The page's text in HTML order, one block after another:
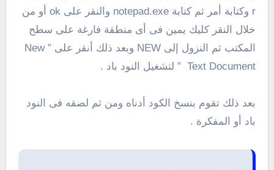
r وكتابة أمر ثم كتابة notepad.exe والنقر على ok أو من
خلال النقر كليك يمين فى أى منطقة فارغة على سطح
المكتب ثم النزول إلى NEW وبعد ذلك أنقر على ” New
Text Document ” لتشغيل النود باد .
بعد ذلك تقوم بنسخ الكود أدناه ومن ثم لصقه فى النود
باد أو المفكرة .